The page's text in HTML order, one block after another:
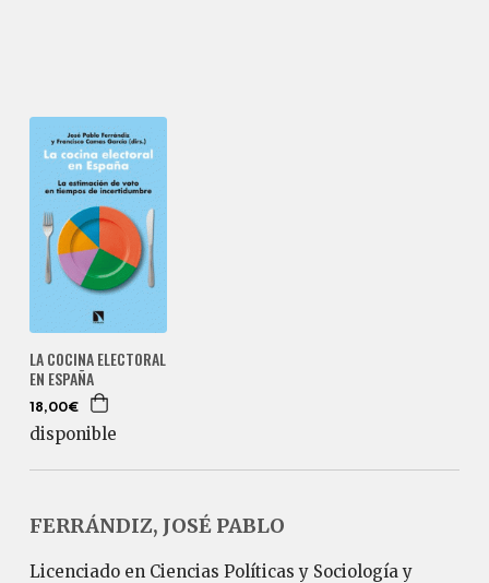
LA COCINA ELECTORAL
EN ESPAÑA
18,00€
disponible
FERRÁNDIZ, JOSÉ PABLO
Licenciado en Ciencias Políticas y Sociología y